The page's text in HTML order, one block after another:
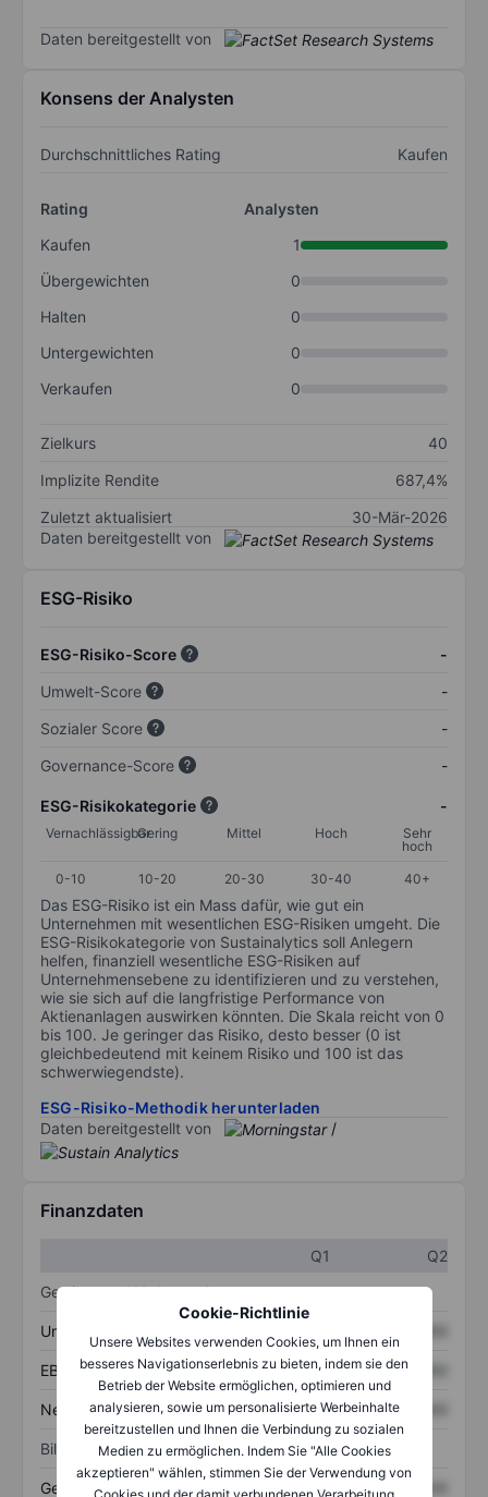
Cookie-Richtlinie
Unsere Websites verwenden Cookies, um Ihnen ein
besseres Navigationserlebnis zu bieten, indem sie den
Betrieb der Website ermöglichen, optimieren und
analysieren, sowie um personalisierte Werbeinhalte
bereitzustellen und Ihnen die Verbindung zu sozialen
Medien zu ermöglichen. Indem Sie "Alle Cookies
akzeptieren" wählen, stimmen Sie der Verwendung von
Daten bereitgestellt von
Konsens der Analysten
Durchschnittliches Rating Kaufen
Rating
Analysten
Kaufen
1
Übergewichten
0
Halten
0
Untergewichten
0
Verkaufen
0
Zielkurs
40
Implizite Rendite
687,4%
Zuletzt aktualisiert
30-Mär-2026
Daten bereitgestellt von
ESG-Risiko
ESG-Risiko-Score
-
Umwelt-Score
-
Sozialer Score
-
Governance-Score
-
ESG-Risikokategorie -
VernachlässigbarGering Mittel Hoch
Sehr
hoch
0-10
10-20 20-30 30-40 40+
Das ESG-Risiko ist ein Mass dafür, wie gut ein
Unternehmen mit wesentlichen ESG-Risiken umgeht. Die
ESG-Risikokategorie von Sustainalytics soll Anlegern
helfen, finanziell wesentliche ESG-Risiken auf
Unternehmensebene zu identifizieren und zu verstehen,
wie sie sich auf die langfristige Performance von
Aktienanlagen auswirken könnten. Die Skala reicht von 0
bis 100. Je geringer das Risiko, desto besser (0 ist
gleichbedeutend mit keinem Risiko und 100 ist das
schwerwiegendste).
ESG-Risiko-Methodik herunterladen
Daten bereitgestellt von
/
Finanzdaten
Q1
Q2
Gewinn- und Verlustrechnung
Umsatz
EBITDA XXXXXXX XXXXXXX
Nettoeinkommen XXXXXXX XXXXXXX
Bilanz
Gesamtvermögen XXXXXXX XXXXXXX